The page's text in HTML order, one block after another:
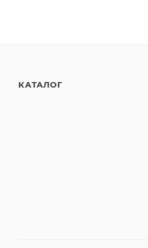
КАТАЛОГ